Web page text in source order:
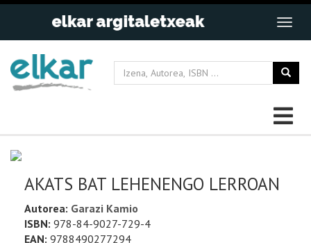
AKATS BAT LEHENENGO LERROAN
Autorea: Garazi Kamio
ISBN: 978-84-9027-729-4
EAN: 9788490277294